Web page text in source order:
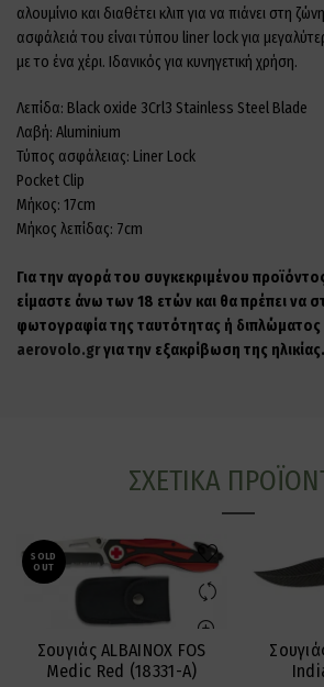
αλουμίνιο και διαθέτει κλιπ για να πιάνει στη
ασφάλειά του είναι τύπου liner lock για
με το ένα χέρι. Ιδανικός για κυνηγετική χρήση.
Λεπίδα: Black oxide 3Crl3 Stainless Steel Blade
Λαβή: Aluminium
Τύπος ασφάλειας: Liner Lock
Pocket Clip
Μήκος: 17cm
Μήκος λεπίδας: 7cm
Για την αγορά του συγκεκριμένου
είμαστε άνω των 18 ετών και θα πρέπει να
φωτογραφία της ταυτότητας ή
aerovolo.grγια την εξακρίβωση της ηλικίας.
ΣΧΕΤΙΚΆ
SOLD
OUT
Σουγιάς ALBAINOX FOS
Medic Red (18331-A)